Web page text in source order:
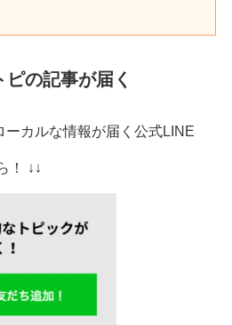
の記事が届く
カルな情報が届く公式LINE
！ ↓↓